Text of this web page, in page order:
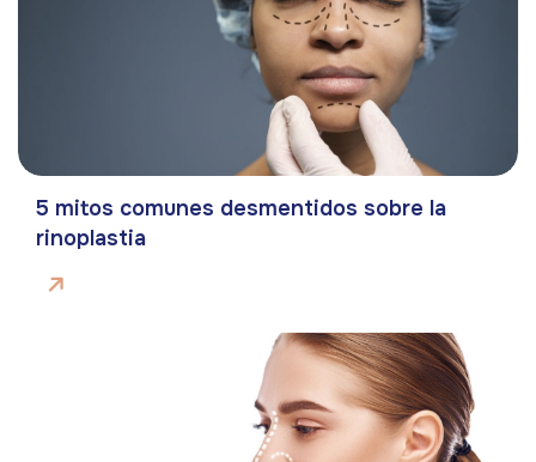
5 mitos comunes desmentidos sobre la
rinoplastia